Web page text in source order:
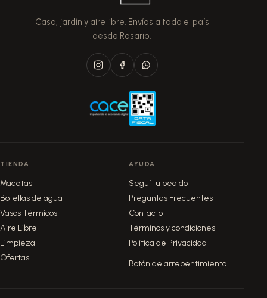
Casa, jardín y aire libre. Envíos a todo el país
desde Rosario.
TIENDA
Macetas
Botellas de agua
Vasos Térmicos
Aire Libre
Limpieza
Ofertas
AYUDA
Seguí tu pedido
Preguntas Frecuentes
Contacto
Términos y condiciones
Política de Privacidad
Botón de arrepentimiento